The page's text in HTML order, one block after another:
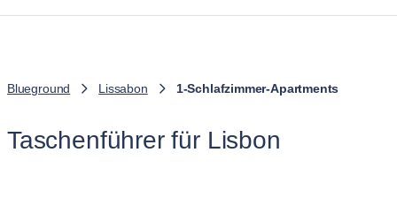
Blueground Lissabon 1-Schlafzimmer-Apartments
Taschenführer für Lisbon